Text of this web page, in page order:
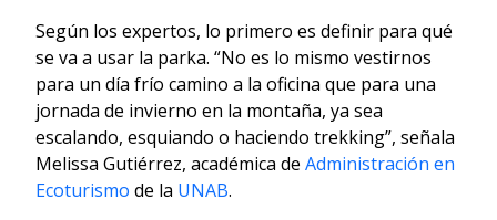
Según los expertos, lo primero es definir para qué
se va a usar la parka. “No es lo mismo vestirnos
para un día frío camino a la oficina que para una
jornada de invierno en la montaña, ya sea
escalando, esquiando o haciendo trekking”, señala
Melissa Gutiérrez, académica de Administración en
Ecoturismo de la UNAB.